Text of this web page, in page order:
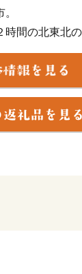
間の北東北
の雰囲気が残
「岩手銀行赤
洋折衷の建物
ドとして生ま
麺」は盛岡三